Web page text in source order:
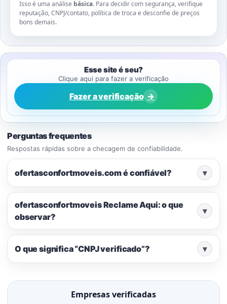
Isso é uma análise básica. Para decidir com segurança, verifique
reputação, CNPJ/contato, política de troca e desconfie de preços
bons demais.
Esse site é seu?
Clique aqui para fazer a verificação
Fazer a verificação →
Perguntas frequentes
Respostas rápidas sobre a checagem de confiabilidade.
ofertasconfortmoveis.com é confiável? ▾
ofertasconfortmoveis Reclame Aqui: o que
observar?
▾
O que significa “CNPJ verificado”? ▾
Empresas verificadas